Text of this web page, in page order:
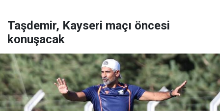
Taşdemir, Kayseri maçı öncesi
konuşacak